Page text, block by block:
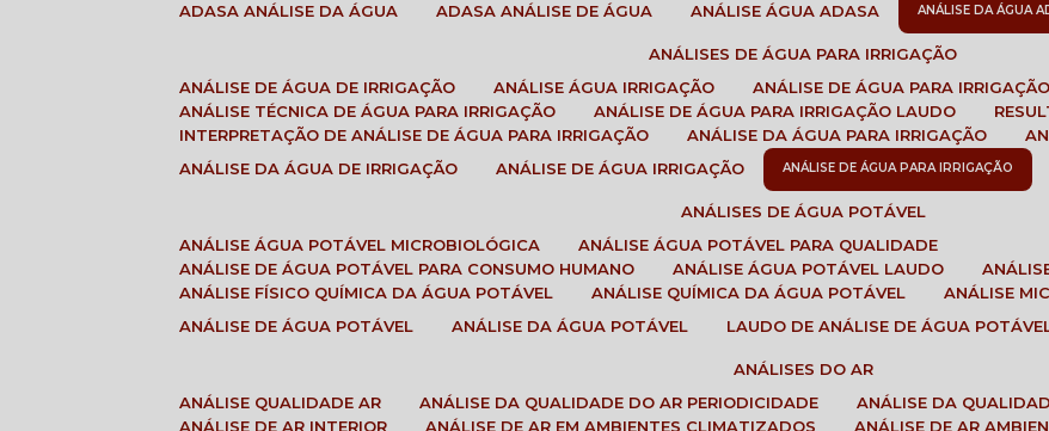
ADASA ANÁLISE DA ÁGUA
ADASA ANÁLISE DE ÁGUA ANÁLISE ÁGUA ADASA ANÁLISE DA ÁGUA
ANÁLISES DE ÁGUA PARA IRRIGAÇÃO
ANÁLISE DE ÁGUA DE IRRIGAÇÃO
ANÁLISE ÁGUA IRRIGAÇÃO
ANÁLISE DE ÁGUA PARA
ANÁLISE TÉCNICA DE ÁGUA PARA IRRIGAÇÃO
ANÁLISE DE ÁGUA PARA IRRIGAÇÃO LAUDO
INTERPRETAÇÃO DE ANÁLISE DE ÁGUA PARA IRRIGAÇÃO
ANÁLISE DA ÁGUA PARA IRRIGAÇÃO
ANÁLISE DA ÁGUA DE IRRIGAÇÃO
ANÁLISE DE ÁGUA IRRIGAÇÃO ANÁLISE DE ÁGUA PARA IRRIGAÇÃO
ANÁLISES DE ÁGUA POTÁVEL
ANÁLISE ÁGUA POTÁVEL MICROBIOLÓGICA
ANÁLISE ÁGUA POTÁVEL PARA QUALIDADE
ANÁLISE DE ÁGUA POTÁVEL PARA CONSUMO HUMANO
ANÁLISE ÁGUA POTÁVEL LAUDO
ANÁLISE FÍSICO QUÍMICA DA ÁGUA POTÁVEL
ANÁLISE QUÍMICA DA ÁGUA POTÁVEL
ANÁLISE
ANÁLISE DE ÁGUA POTÁVEL
ANÁLISE DA ÁGUA POTÁVEL LAUDO DE ANÁLISE DE ÁGUA
ANÁLISES DO AR
ANÁLISE QUALIDADE AR
ANÁLISE DA QUALIDADE DO AR PERIODICIDADE
ANÁLISE DA
ANÁLISE DE AR INTERIOR
ANÁLISE DE AR EM AMBIENTES CLIMATIZADOS ANÁLISE DE AR